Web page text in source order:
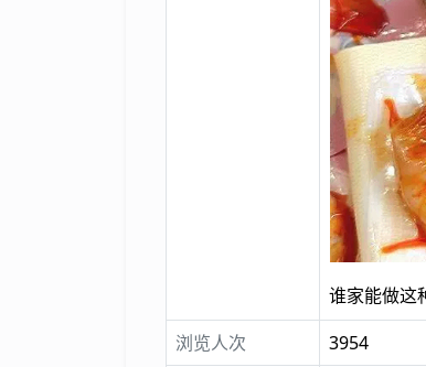
谁家能做这
浏览人次
3954